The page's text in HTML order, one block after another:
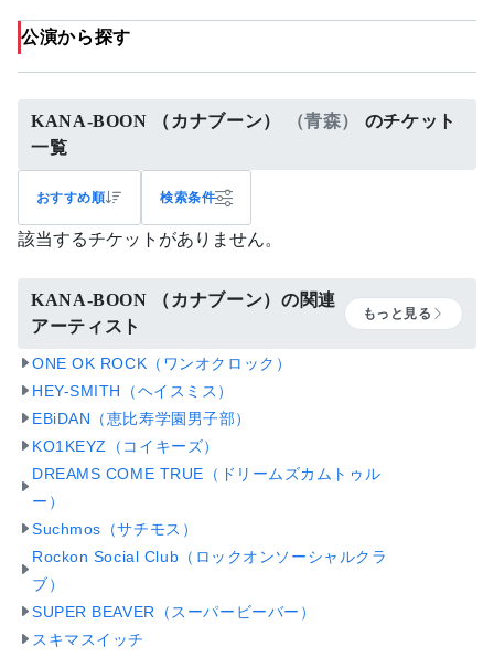
公演から探す
KANA-BOON （カナブーン） （青森）
のチケット
一覧
おすすめ順 検索条件
該当するチケットがありません。
KANA-BOON （カナブーン）の関連
アーティスト
もっと見る
ONE OK ROCK（ワンオクロック）
HEY-SMITH（ヘイスミス）
EBiDAN（恵比寿学園男子部）
KO1KEYZ（コイキーズ）
DREAMS COME TRUE（ドリームズカムトゥル
ー）
Suchmos（サチモス）
Rockon Social Club（ロックオンソーシャルクラ
ブ）
SUPER BEAVER（スーパービーバー）
スキマスイッチ